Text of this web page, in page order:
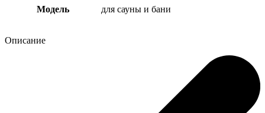
Модель для сауны и бани
Описание